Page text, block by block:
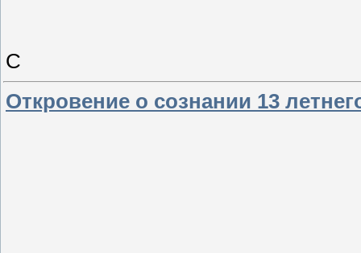
С
Откровение о сознании 13